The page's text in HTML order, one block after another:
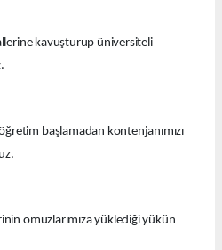
kavuşturup üniversiteli
başlamadan kontenjanımızı
omuzlarımıza yüklediği yükün